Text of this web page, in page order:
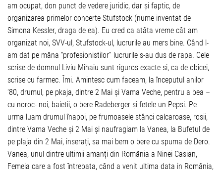
am ocupat, don punct de vedere juridic, dar și faptic, de
organizarea primelor concerte Stufstock (nume inventat de
Simona Kessler, draga de ea). Eu cred ca atâta vreme cât am
organizat noi, SVV-ul, Stufstock-ul, lucrurile au mers bine. Când l-
am dat pe mâna “profesionistilor” lucrurile s-au dus de rapa. Cele
scrise de domnul Liviu Mihaiu sunt riguros exacte si, ca de obicei,
scrise cu farmec. Îmi. Amintesc cum faceam, la începutul anilor
‘80, drumul, pe pkaja, dintre 2 Mai și Vama Veche, pentru a bea –
cu noroc- noi, baietii, o bere Radeberger și fetele un Pepsi. Pe
urma luam drumul înapoi, pe frumoasele stânci calcaroase, rosii,
dintre Vama Veche și 2 Mai și naufragiam la Vanea, la Bufetul de
pe plaja din 2 Mai, inserați, sa mai bem o bere cu spuma de Dero.
Vanea, unul dintre ultimii amanți din România a Ninei Casian,
Femeia care a fost întrebata, când a venit ultima data in România,